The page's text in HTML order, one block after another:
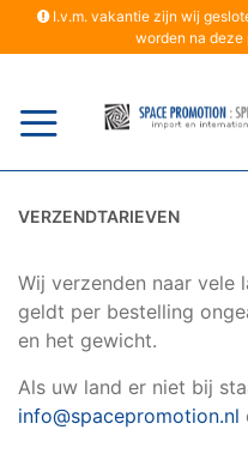
I.v.m. vakantie zijn wij
worden na
VERZENDTARIEVEN
Wij verzenden naar vele
geldt per bestelling
en het gewicht.
Als uw land er niet bij
info@spacepromotion.nl